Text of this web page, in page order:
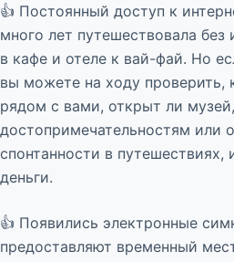
👍 Постоянный доступ к
много лет путешествовала без
в кафе и отеле к вай-фай. Но
вы можете на ходу проверить,
рядом с вами, открыт ли
достопримечательностям или
спонтанности в
деньги.
👍 Появились электронные
предоставляют временный